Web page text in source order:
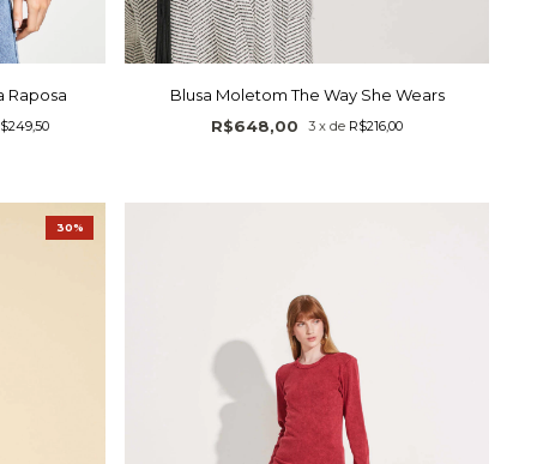
Raposa
Blusa Moletom The Way She Wears
R$648,00
3 x de R$216,00
30%